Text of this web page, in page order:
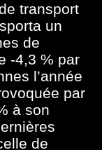
transport
un
de
-4,3 % par
l’année
par
à son
de